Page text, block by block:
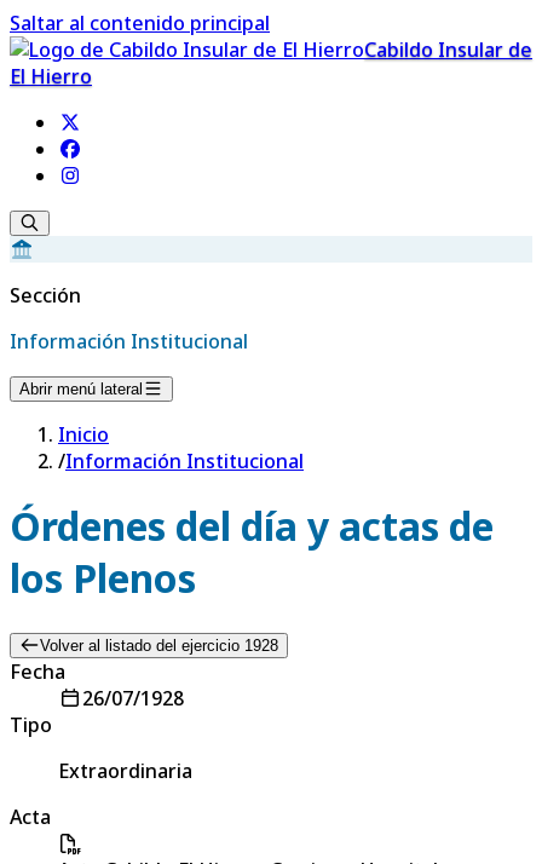
Saltar al contenido principal
Cabildo Insular de
El Hierro
Sección
Información Institucional
Abrir menú lateral
Inicio
/Información Institucional
Órdenes del día y actas de
los Plenos
Volver al listado del ejercicio 1928
Fecha
26/07/1928
Tipo
Extraordinaria
Acta